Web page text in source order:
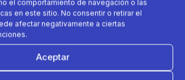
el comportamiento de navegación o las
en este sitio. No consentir o retirar el
afectar negativamente a ciertas
Aceptar